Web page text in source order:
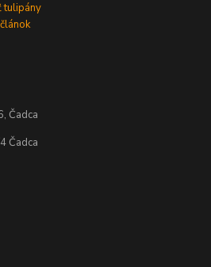
tulipány
Čadca
Čadca